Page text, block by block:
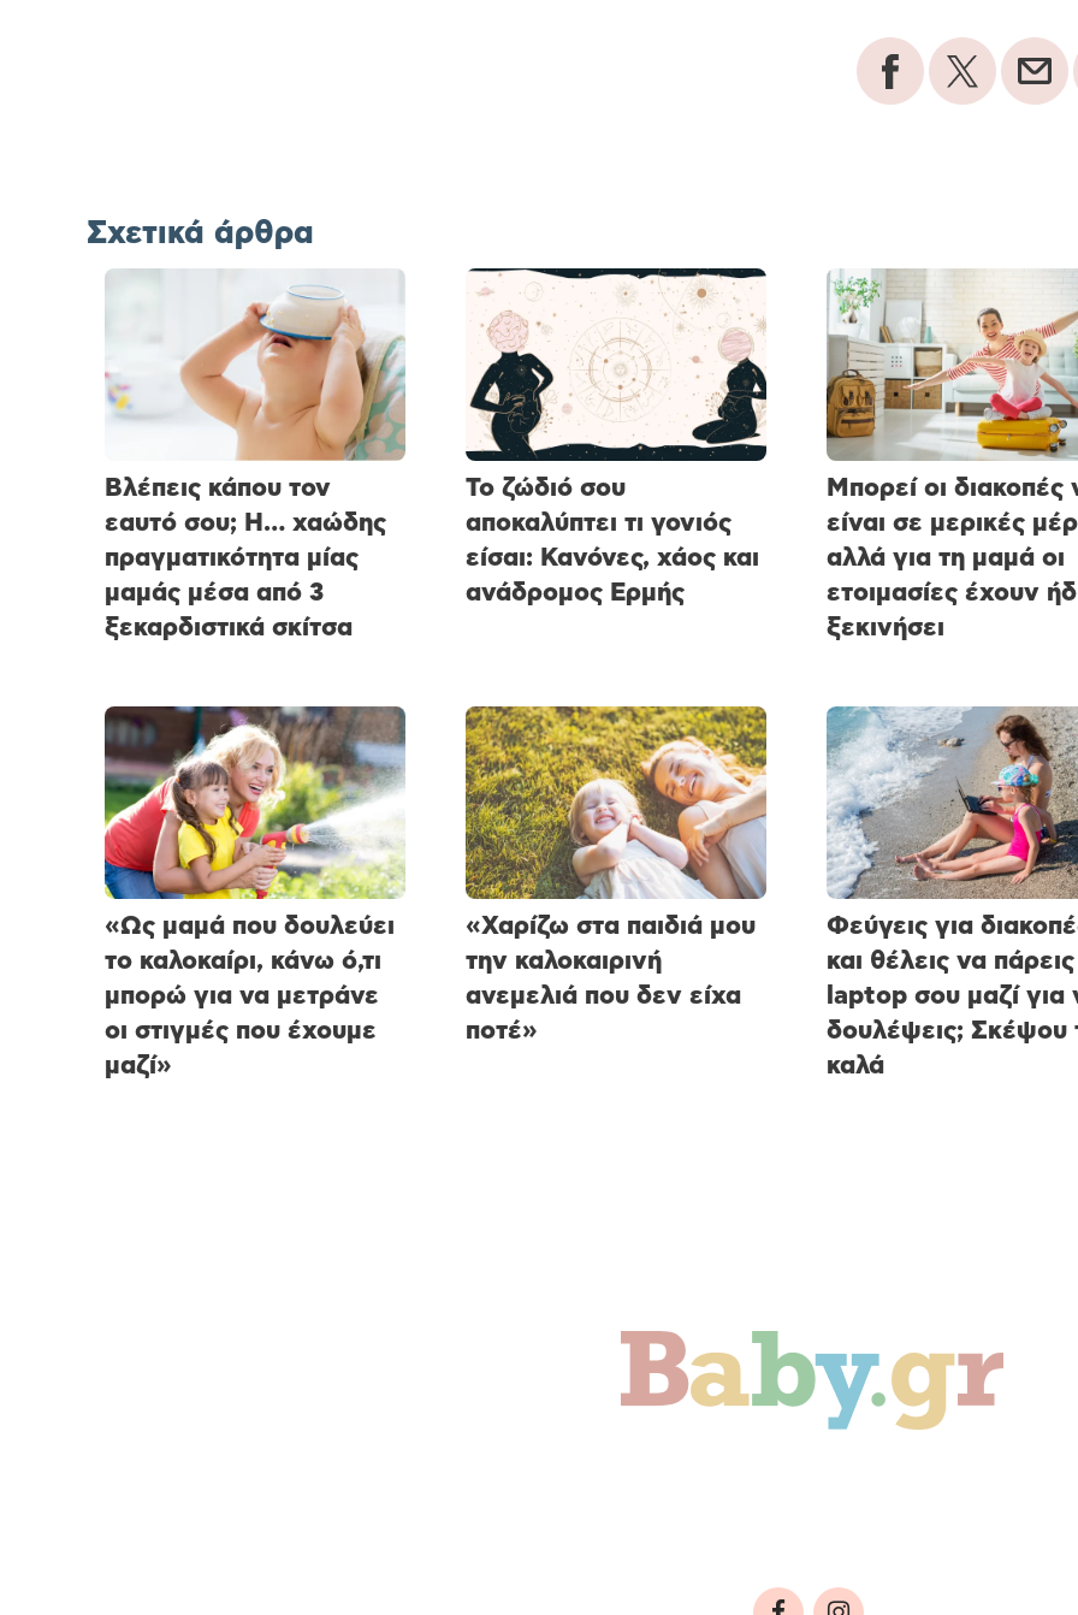
Σχετικά άρθρα
Βλέπεις κάπου τον
εαυτό σου; Η… χαώδης
πραγματικότητα μίας
μαμάς μέσα από 3
ξεκαρδιστικά σκίτσα
Το ζώδιό σου
αποκαλύπτει τι γονιός
είσαι: Κανόνες, χάος και
ανάδρομος Ερμής
Μπορεί οι διακοπές
είναι σε μερικές
αλλά για τη μαμά οι
ετοιμασίες έχουν
ξεκινήσει
«Ως μαμά που δουλεύει
το καλοκαίρι, κάνω ό,τι
μπορώ για να μετράνε
οι στιγμές που έχουμε
μαζί»
«Χαρίζω στα παιδιά μου
την καλοκαιρινή
ανεμελιά που δεν είχα
ποτέ»
Φεύγεις για
και θέλεις να
laptop σου μαζί για
δουλέψεις; Σκέψου
καλά